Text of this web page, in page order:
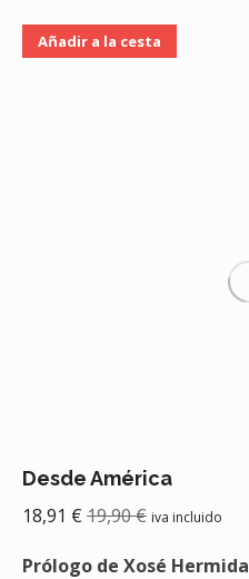
Añadir a la cesta
Desde América
18,91 € 19,90€ iva incluido
Prólogo de Xosé Hermida